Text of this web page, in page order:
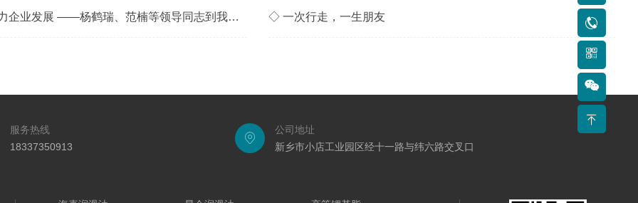
◇ 务实帮扶解难 助力企业发展 ——杨鹤瑞、范楠等领导同志到我公司实地开展帮扶工作 ◇ 一次行走，一生朋友
服务热线
18337350913
公司地址
新乡市小店工业园区经十一路与纬六路交叉口